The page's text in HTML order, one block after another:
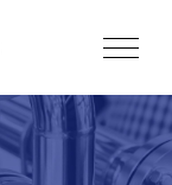
toggle